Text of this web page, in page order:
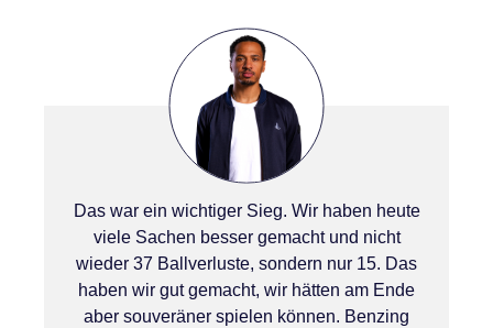
Das war ein wichtiger Sieg. Wir haben heute
viele Sachen besser gemacht und nicht
wieder 37 Ballverluste, sondern nur 15. Das
haben wir gut gemacht, wir hätten am Ende
aber souveräner spielen können. Benzing